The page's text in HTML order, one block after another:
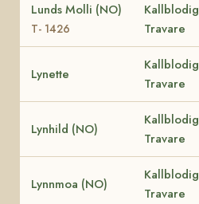
Lunds Molli (NO)
T- 1426
Kallblodig
Travare
Lynette
Kallblodig
Travare
Lynhild (NO)
Kallblodig
Travare
Lynnmoa (NO)
Kallblodig
Travare